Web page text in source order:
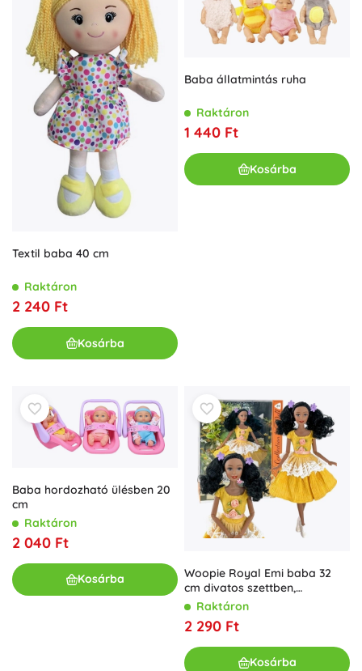
Textil baba 40 cm
Raktáron
2 240 Ft
Kosárba
Baba állatmintás ruha
Raktáron
1 440 Ft
Kosárba
Baba hordozható ülésben 20
cm
Raktáron
2 040 Ft
Kosárba
Woopie Royal Emi baba 32
cm divatos szettben,
gyönyörű fekete hajjal
Raktáron
2 290 Ft
Kosárba